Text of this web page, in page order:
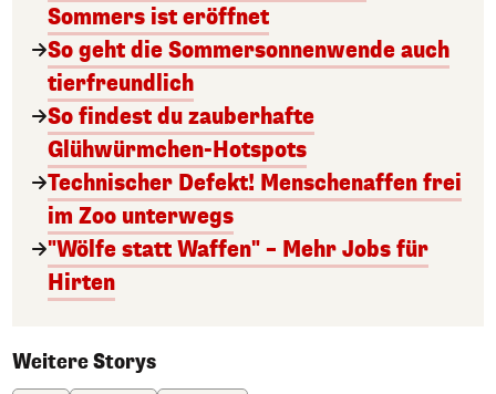
Sommers ist eröffnet
So geht die Sommersonnenwende auch
tierfreundlich
So findest du zauberhafte
Glühwürmchen-Hotspots
Technischer Defekt! Menschenaffen frei
im Zoo unterwegs
"Wölfe statt Waffen" – Mehr Jobs für
Hirten
Weitere Storys